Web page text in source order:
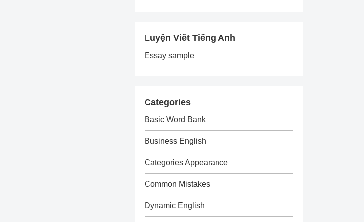
Luyện Viết Tiếng Anh
Essay sample
Categories
Basic Word Bank
Business English
Categories Appearance
Common Mistakes
Dynamic English